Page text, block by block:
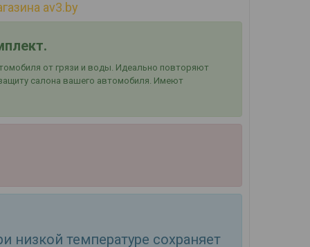
av3.by
от грязи и воды. Идеально повторяют
салона вашего автомобиля. Имеют
низкой температуре сохраняет